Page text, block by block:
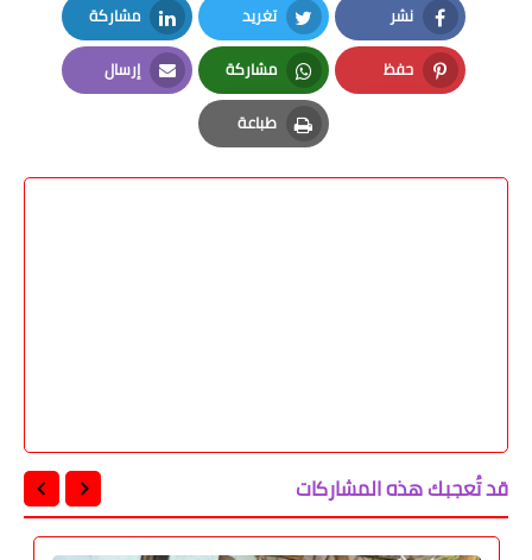
نشر
Facebook
تغريد
Twitter
مشاركة
LinkedIn
حفظ
Pinterest
مشاركة
Whatsapp
إرسال
Email
طباعة
Print
قد تُعجبك هذه المشاركات